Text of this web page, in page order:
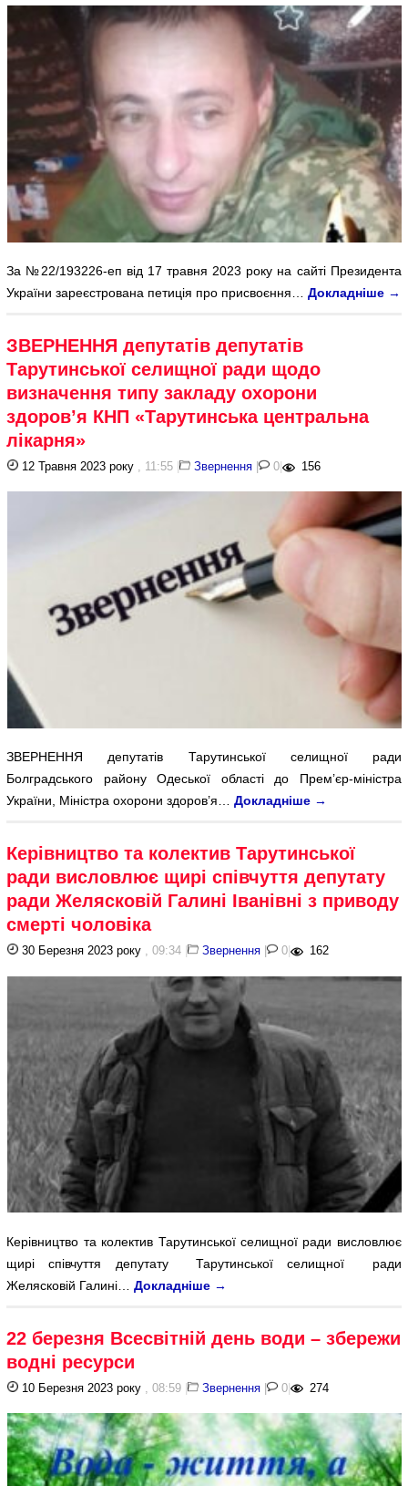
За №22/193226-еп від 17 травня 2023 року на сайті Президента
України зареєстрована петиція про присвоєння…Докладніше →
ЗВЕРНЕННЯ депутатів депутатів
Тарутинської селищної ради щодо
визначення типу закладу охорони
здоров’я КНП «Тарутинська центральна
лікарня»
12 Травня 2023 року , 11:55 | Звернення | 0 | 156
ЗВЕРНЕННЯ депутатів Тарутинської селищної ради
Болградського району Одеської області до Прем’єр-міністра
України, Міністра охорони здоров’я…Докладніше →
Керівництво та колектив Тарутинської
ради висловлює щирі співчуття депутату
ради Желясковій Галині Іванівні з приводу
смерті чоловіка
30 Березня 2023 року , 09:34 | Звернення | 0 | 162
Керівництво та колектив Тарутинської селищної ради висловлює
щирі співчуття депутату Тарутинської селищної ради
Желясковій Галині…Докладніше →
22 березня Всесвітній день води – збережи
водні ресурси
10 Березня 2023 року , 08:59 | Звернення | 0 | 274